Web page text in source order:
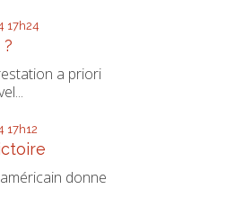
17h24
a priori
17h12
donne